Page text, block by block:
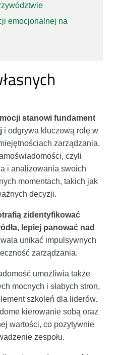
emocjonalnej na
stanowi fundament
i odgrywa kluczową rolę w
zarządzania.
czyli
i analizowania swoich
momentach, takich jak
decyzji.
zidentyfikować
lepiej panować nad
unikać impulsywnych
zarządzania.
umożliwia także
mocnych i słabych stron,
szkoleń dla liderów.
kierowanie sobą oraz
wartości, co pozytywnie
zespołu.